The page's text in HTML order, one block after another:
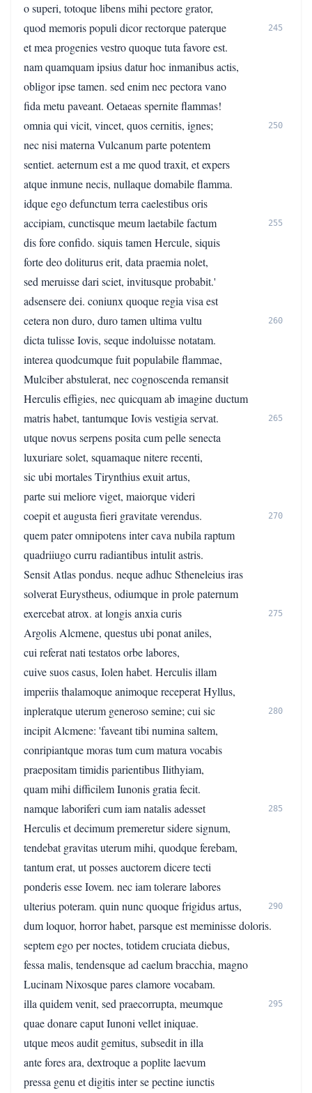
o superi, totoque libens mihi pectore grator,
quod memoris populi dicor rectorque paterque
245
et mea progenies vestro quoque tuta favore est.
nam quamquam ipsius datur hoc inmanibus actis,
obligor ipse tamen. sed enim nec pectora vano
fida metu paveant. Oetaeas spernite flammas!
omnia qui vicit, vincet, quos cernitis, ignes;
250
nec nisi materna Vulcanum parte potentem
sentiet. aeternum est a me quod traxit, et expers
atque inmune necis, nullaque domabile flamma.
idque ego defunctum terra caelestibus oris
accipiam, cunctisque meum laetabile factum
255
dis fore confido. siquis tamen Hercule, siquis
forte deo doliturus erit, data praemia nolet,
sed meruisse dari sciet, invitusque probabit.'
adsensere dei. coniunx quoque regia visa est
cetera non duro, duro tamen ultima vultu
260
dicta tulisse Iovis, seque indoluisse notatam.
interea quodcumque fuit populabile flammae,
Mulciber abstulerat, nec cognoscenda remansit
Herculis effigies, nec quicquam ab imagine ductum
matris habet, tantumque Iovis vestigia servat.
265
utque novus serpens posita cum pelle senecta
luxuriare solet, squamaque nitere recenti,
sic ubi mortales Tirynthius exuit artus,
parte sui meliore viget, maiorque videri
coepit et augusta fieri gravitate verendus.
270
quem pater omnipotens inter cava nubila raptum
quadriiugo curru radiantibus intulit astris.
Sensit Atlas pondus. neque adhuc Stheneleius iras
solverat Eurystheus, odiumque in prole paternum
exercebat atrox. at longis anxia curis
275
Argolis Alcmene, questus ubi ponat aniles,
cui referat nati testatos orbe labores,
cuive suos casus, Iolen habet. Herculis illam
imperiis thalamoque animoque receperat Hyllus,
inpleratque uterum generoso semine; cui sic
280
incipit Alcmene: 'faveant tibi numina saltem,
conripiantque moras tum cum matura vocabis
praepositam timidis parientibus Ilithyiam,
quam mihi difficilem Iunonis gratia fecit.
namque laboriferi cum iam natalis adesset
285
Herculis et decimum premeretur sidere signum,
tendebat gravitas uterum mihi, quodque ferebam,
tantum erat, ut posses auctorem dicere tecti
ponderis esse Iovem. nec iam tolerare labores
ulterius poteram. quin nunc quoque frigidus artus,
290
dum loquor, horror habet, parsque est meminisse doloris.
septem ego per noctes, totidem cruciata diebus,
fessa malis, tendensque ad caelum bracchia, magno
Lucinam Nixosque pares clamore vocabam.
illa quidem venit, sed praecorrupta, meumque
295
quae donare caput Iunoni vellet iniquae.
utque meos audit gemitus, subsedit in illa
ante fores ara, dextroque a poplite laevum
pressa genu et digitis inter se pectine iunctis